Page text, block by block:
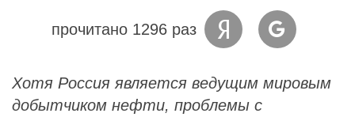
прочитано 1296 раз
Хотя Россия является ведущим мировым
добытчиком нефти, проблемы с